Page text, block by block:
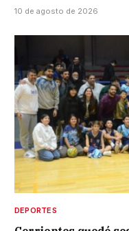
10 de agosto de 2026
DEPORTES